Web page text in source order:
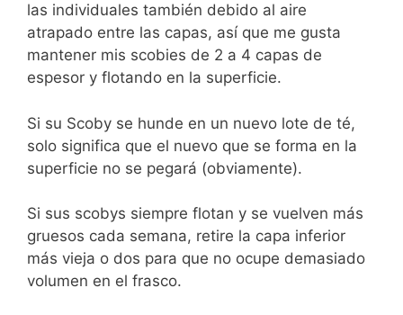
las individuales también debido al aire
atrapado entre las capas, así que me gusta
mantener mis scobies de 2 a 4 capas de
espesor y flotando en la superficie.
Si su Scoby se hunde en un nuevo lote de té,
solo significa que el nuevo que se forma en la
superficie no se pegará (obviamente).
Si sus scobys siempre flotan y se vuelven más
gruesos cada semana, retire la capa inferior
más vieja o dos para que no ocupe demasiado
volumen en el frasco.